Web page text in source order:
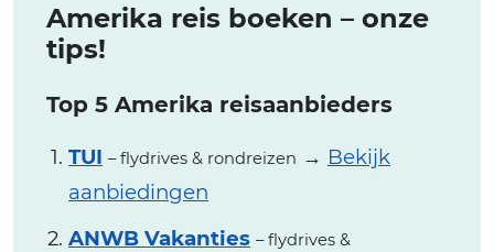
Amerika reis boeken – onze
tips!
Top 5 Amerika reisaanbieders
TUI – flydrives & rondreizen → Bekijk
aanbiedingen
ANWB Vakanties – flydrives &